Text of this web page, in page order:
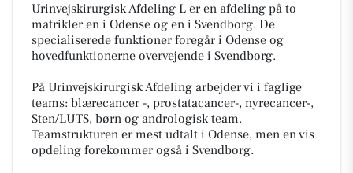
Urinvejskirurgisk Afdeling L er en afdeling på to
matrikler en i Odense og en i Svendborg. De
specialiserede funktioner foregår i Odense og
hovedfunktionerne overvejende i Svendborg.
På Urinvejskirurgisk Afdeling arbejder vi i faglige
teams: blærecancer -, prostatacancer-, nyrecancer-,
Sten/LUTS, børn og andrologisk team.
Teamstrukturen er mest udtalt i Odense, men en vis
opdeling forekommer også i Svendborg.